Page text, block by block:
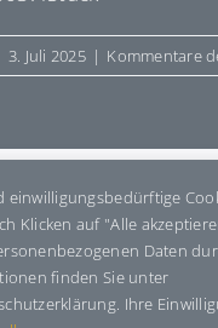
3. Juli 2025 | Kommentare
Your
einwilligungsbedürftige
Klicken auf "Alle
Daten
finden Sie unter
Ihre